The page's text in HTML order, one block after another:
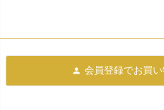
会員登録でお買